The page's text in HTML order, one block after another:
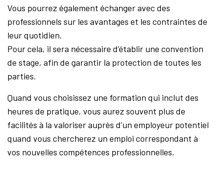
Vous pourrez également échanger avec des
professionnels sur les avantages et les contraintes de
leur quotidien.
Pour cela, il sera nécessaire d’établir une convention
de stage, afin de garantir la protection de toutes les
parties.
Quand vous choisissez une formation qui inclut des
heures de pratique, vous aurez souvent plus de
facilités à la valoriser auprès d’un employeur potentiel
quand vous chercherez un emploi correspondant à
vos nouvelles compétences professionnelles.